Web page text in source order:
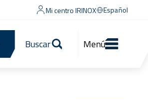
Mi centro IRINOX Español
Buscar Menú